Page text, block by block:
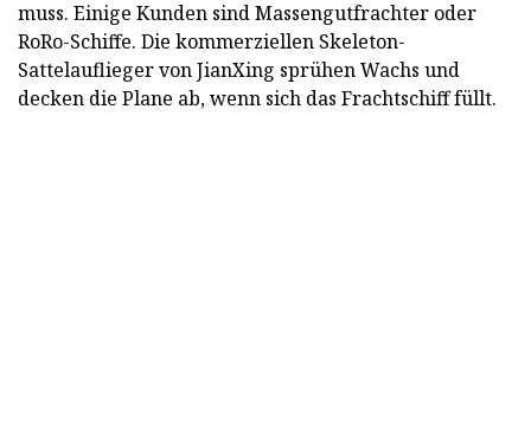
muss. Einige Kunden sind Massengutfrachter oder
RoRo-Schiffe. Die kommerziellen Skeleton-
Sattelauflieger von JianXing sprühen Wachs und
decken die Plane ab, wenn sich das Frachtschiff füllt.